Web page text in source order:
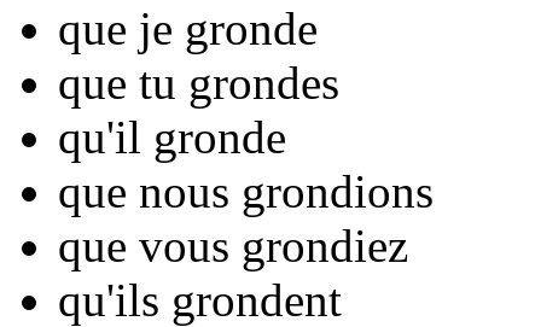
que je gronde
que tu grondes
qu'il gronde
que nous grondions
que vous grondiez
qu'ils grondent